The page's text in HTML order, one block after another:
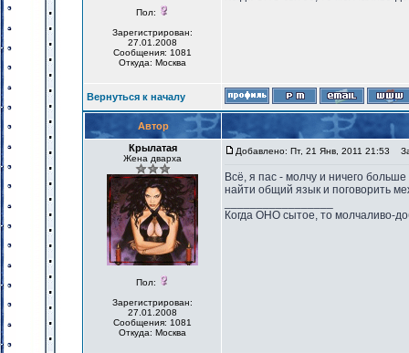
Пол:
Зарегистрирован:
27.01.2008
Сообщения: 1081
Откуда: Москва
Вернуться к началу
Автор
Крылатая
Жена дварха
Пол:
Зарегистрирован:
27.01.2008
Сообщения: 1081
Откуда: Москва
Добавлено: Пт, 21 Янв, 2011 21:53
Всё, я пас - молчу и ничего
найти общий язык и поговорить
Когда ОНО сытое, то молчаливо-